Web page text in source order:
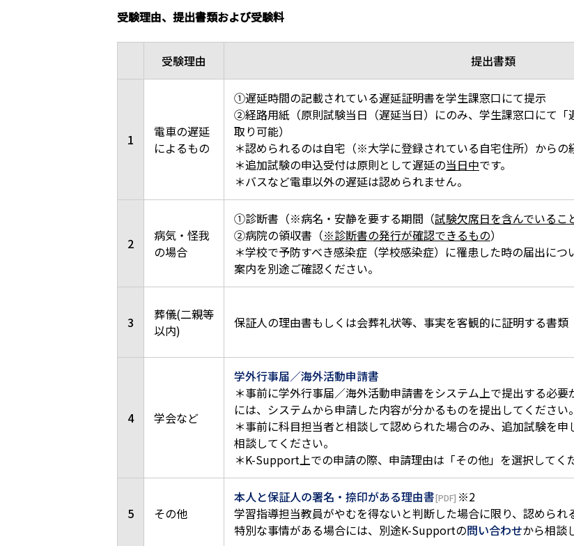
受験理由、提出書類および受験料
受験理由 提出書類
1
電車の遅延
によるもの
①遅延時間の記載されている遅延証明書を学生課窓口にて提示
②経路用紙（原則試験当日（遅延当日）にのみ、学生課窓口にて「
取り可能）
＊認められるのは自宅 （※大学に登録されている自宅住所）からの
＊追加試験の申込受付は原則として遅延の当日中です。
＊バスなど電車以外の遅延は認められません。
2
病気・怪我
の場合
①診断書（※病名・安静を要する期間（試験欠席日を含んでいるこ
②病院の領収書 （※診断書の発行が確認できるもの）
＊学校で予防すべき感染症（学校感染症）に罹患した時の届出につ
案内を別途ご確認ください。
3
葬儀(二親等
以内)
保証人の理由書もしくは会葬礼状等、事実を客観的に証明する書類
4 学会など
学外行事届／海外活動申請書
＊事前に学外行事届／海外活動申請書をシステム上で提出する必
には、システムから申請した内容が分かるものを提出してください。
＊事前に科目担当者と相談して認められた場合のみ、追加試験を
相談してください。
＊K-Support上での申請の際、申請理由は「その他」を選択してく
5 その他
本人と保証人の署名・捺印がある理由書
※2
学習指導担当教員がやむを得ないと判断した場合に限り、認められ
特別な事情がある場合には、別途K-Supportの問い合わせから相談